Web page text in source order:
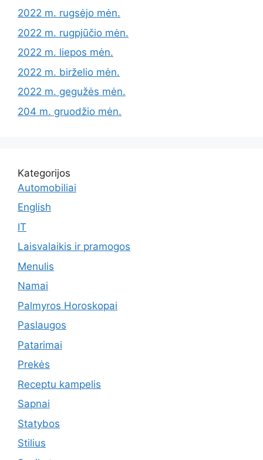
2022 m. rugsėjo mėn.
2022 m. rugpjūčio mėn.
2022 m. liepos mėn.
2022 m. birželio mėn.
2022 m. gegužės mėn.
204 m. gruodžio mėn.
Kategorijos
Automobiliai
English
IT
Laisvalaikis ir pramogos
Menulis
Namai
Palmyros Horoskopai
Paslaugos
Patarimai
Prekės
Receptu kampelis
Sapnai
Statybos
Stilius